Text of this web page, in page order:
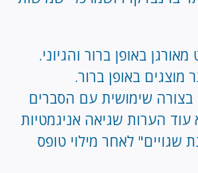
באופן ברור והגיוני.
מוצגים באופן ברור.
בצורה שימושית עם הסברים
עוד הערות שגיאה אניגמטיות
שגויים" לאחר מילוי טופס